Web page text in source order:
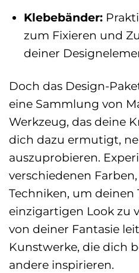
Klebebänder:
zum Fixieren und
deiner
Doch das Design-
eine Sammlung von
Werkzeug, das deine
dich dazu ermutigt,
auszuprobieren.
verschiedenen
Techniken, um deinen
einzigartigen Look zu
von deiner Fantasie
Kunstwerke, die dich
andere inspirieren.